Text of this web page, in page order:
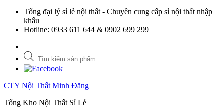
Tổng đại lý sỉ lẻ nội thất - Chuyên cung cấp sỉ nội thất nhập
khẩu
Hotline: 0933 611 644 & 0902 699 299
Tìm
kiếm
sản
phẩm
CTY Nội Thất Minh Đăng
Tổng Kho Nội Thất Sỉ Lẻ